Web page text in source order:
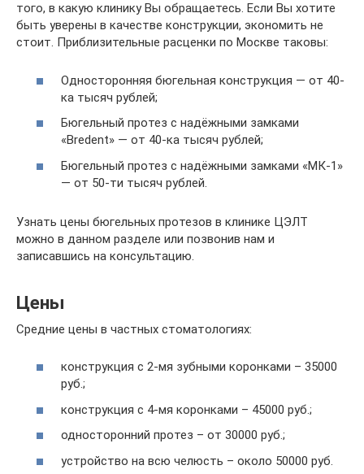
того, в какую клинику Вы обращаетесь. Если Вы хотите
быть уверены в качестве конструкции, экономить не
стоит. Приблизительные расценки по Москве таковы:
Односторонняя бюгельная конструкция — от 40-
ка тысяч рублей;
Бюгельный протез с надёжными замками
«Bredent» — от 40-ка тысяч рублей;
Бюгельный протез с надёжными замками «МК-1»
— от 50-ти тысяч рублей.
Узнать цены бюгельных протезов в клинике ЦЭЛТ
можно в данном разделе или позвонив нам и
записавшись на консультацию.
Цены
Средние цены в частных стоматологиях:
конструкция с 2-мя зубными коронками – 35000
руб.;
конструкция с 4-мя коронками – 45000 руб.;
односторонний протез – от 30000 руб.;
устройство на всю челюсть – около 50000 руб.